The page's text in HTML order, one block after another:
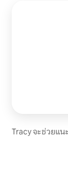
Tracy จะช่วยแ